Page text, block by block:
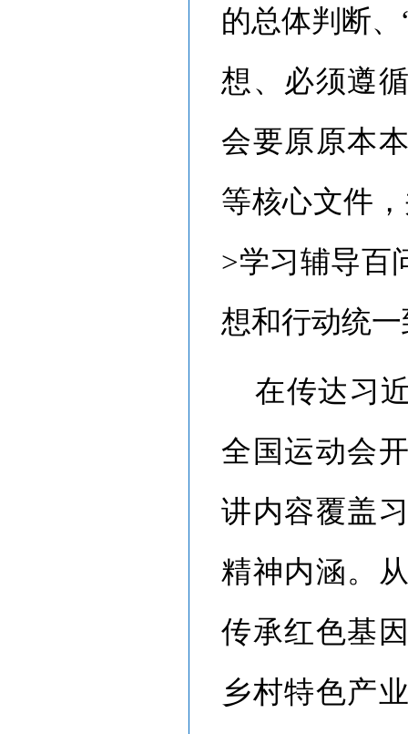
的总体判断
想、必须遵
会要原原本
等核心文件
>学习辅导百
想和行动统
在传达习
全国运动会
讲内容覆盖
精神内涵。
传承红色基
乡村特色产